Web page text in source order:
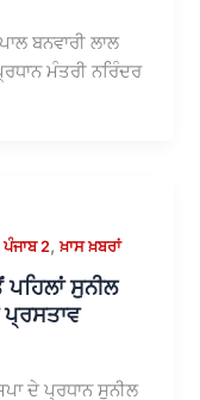
ਬਨਵਾਰੀ ਲਾਲ
ਮੰਤਰੀ ਨਰਿੰਦਰ
ਪੰਜਾਬ 2,ਖ਼ਾਸ ਖ਼ਬਰਾਂ
ਸੁਨੀਲ
ਦੇ ਪ੍ਰਧਾਨ ਸੁਨੀਲ